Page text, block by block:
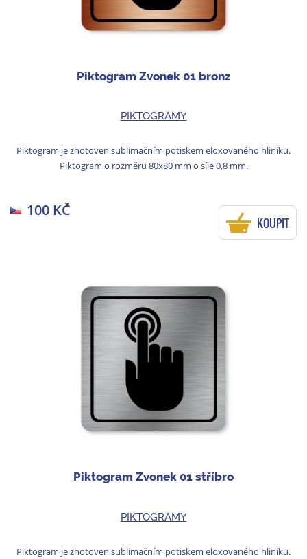
Piktogram Zvonek 01 bronz
PIKTOGRAMY
Piktogram je zhotoven sublimačním potiskem eloxovaného hliníku.
Piktogram o rozměru 80x80 mm o síle 0,8 mm.
100 KČ
KOUPIT
Piktogram Zvonek 01 stříbro
PIKTOGRAMY
Piktogram je zhotoven sublimačním potiskem eloxovaného hliníku.